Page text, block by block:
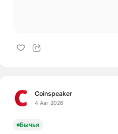
Coinspeaker
4 Авг 2026
Бычья